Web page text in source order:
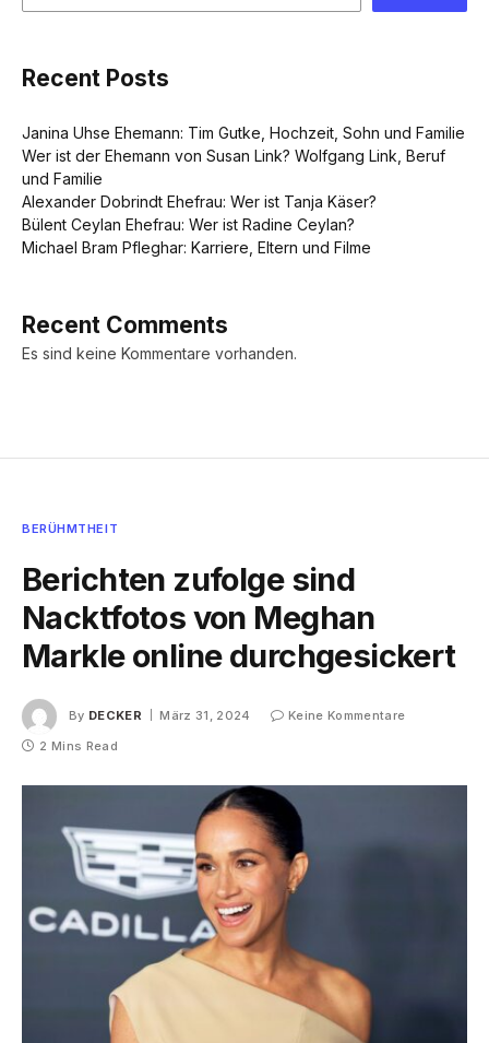
Recent Posts
Janina Uhse Ehemann: Tim Gutke, Hochzeit, Sohn und Familie
Wer ist der Ehemann von Susan Link? Wolfgang Link, Beruf
und Familie
Alexander Dobrindt Ehefrau: Wer ist Tanja Käser?
Bülent Ceylan Ehefrau: Wer ist Radine Ceylan?
Michael Bram Pfleghar: Karriere, Eltern und Filme
Recent Comments
Es sind keine Kommentare vorhanden.
BERÜHMTHEIT
Berichten zufolge sind
Nacktfotos von Meghan
Markle online durchgesickert
By DECKER März 31, 2024
Keine Kommentare
2 Mins Read